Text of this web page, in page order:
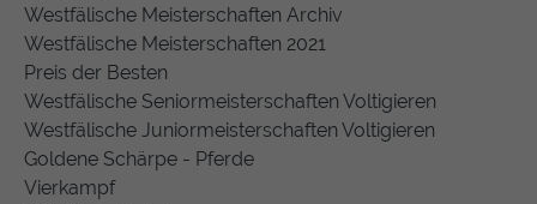
Westfälische Meisterschaften Archiv
Westfälische Meisterschaften 2021
Preis der Besten
Westfälische Seniormeisterschaften Voltigieren
Westfälische Juniormeisterschaften Voltigieren
Goldene Schärpe - Pferde
Vierkampf